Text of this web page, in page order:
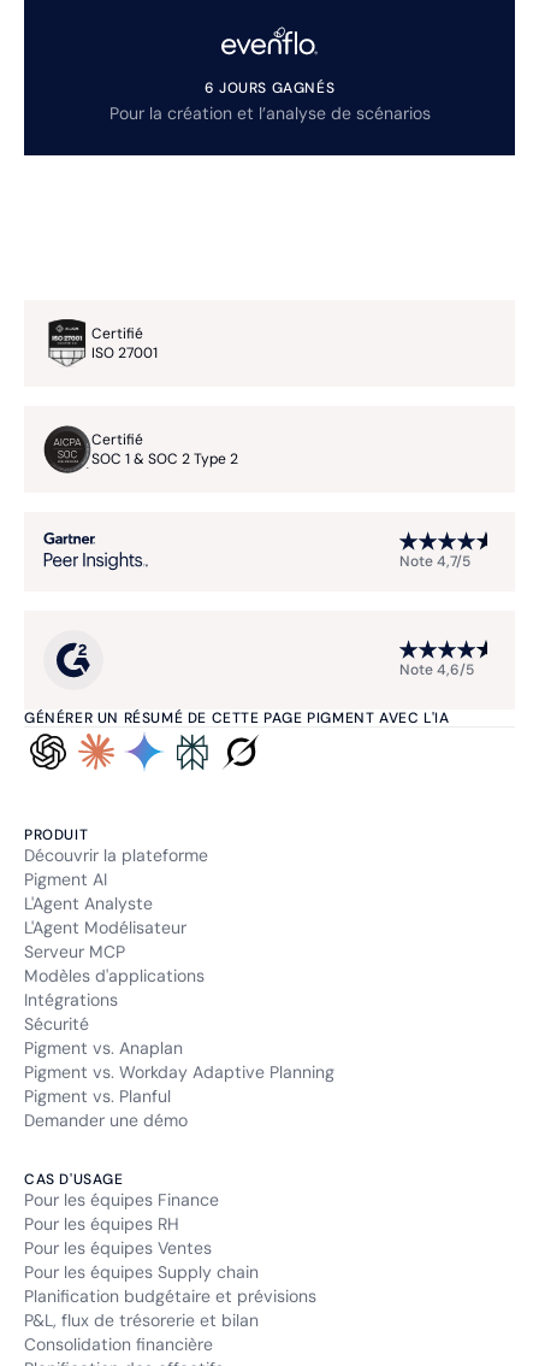
6 JOURS GAGNÉS
Pour la création et l’analyse de scénarios
GÉNÉRER UN RÉSUMÉ DE CETTE PAGE PIGMENT AVEC L'IA
Certifié
ISO 27001
Certifié
SOC 1 & SOC 2 Type 2
Note 4,7/5
Note 4,6/5
PRODUIT
Découvrir la plateforme
Pigment AI
L'Agent Analyste
L'Agent Modélisateur
Serveur MCP
Modèles d'applications
Intégrations
Sécurité
Pigment vs. Anaplan
Pigment vs. Workday Adaptive Planning
Pigment vs. Planful
Demander une démo
CAS D'USAGE
Pour les équipes Finance
Pour les équipes RH
Pour les équipes Ventes
Pour les équipes Supply chain
Planification budgétaire et prévisions
P&L, flux de trésorerie et bilan
Consolidation financière